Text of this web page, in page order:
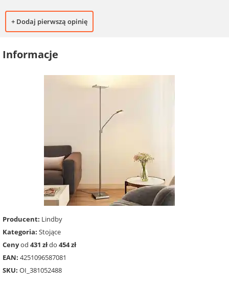
+ Dodaj pierwszą opinię
Informacje
Producent: Lindby
Kategoria: Stojące
Cenyod 431 złdo 454 zł
EAN: 4251096587081
SKU: OI_381052488